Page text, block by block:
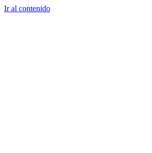
Ir al contenido